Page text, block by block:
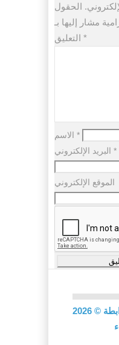
الحقول
*
*
*
الموقع الإلكتروني
2026 ©